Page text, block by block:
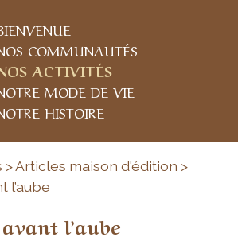
COMMUNAUTÉS
ACTIVITÉS
MODE DE VIE
HISTOIRE
> Articles maison d'édition >
l’aube
l’aube